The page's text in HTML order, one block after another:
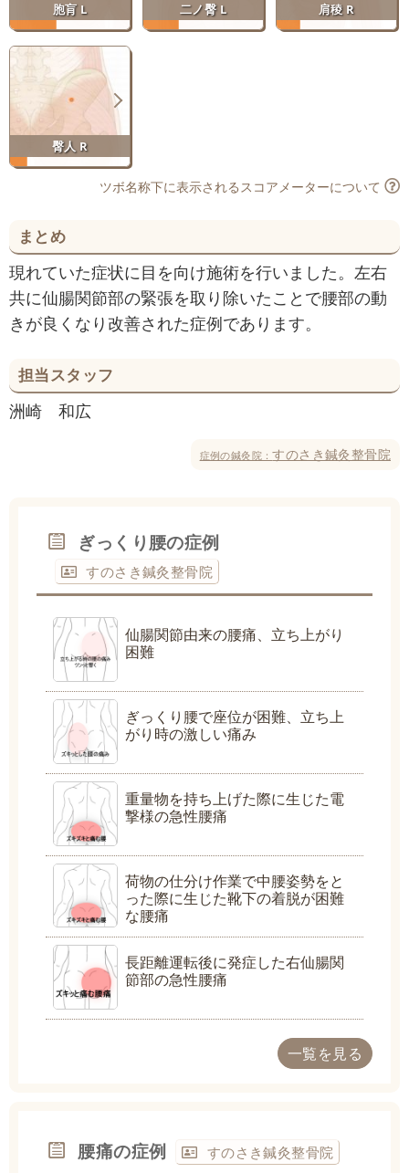
胞肓 L 二ノ臀 L 肩稜 R
臀人 R
ツボ名称下に表示されるスコアメーターについて
まとめ
現れていた症状に目を向け施術を行いました。左右
共に仙腸関節部の緊張を取り除いたことで腰部の動
きが良くなり改善された症例であります。
担当スタッフ
洲崎 和広
症例の鍼灸院：すのさき鍼灸整骨院
ぎっくり腰の症例
すのさき鍼灸整骨院
仙腸関節由来の腰痛、立ち上がり
困難
ぎっくり腰で座位が困難、立ち上
がり時の激しい痛み
重量物を持ち上げた際に生じた電
撃様の急性腰痛
荷物の仕分け作業で中腰姿勢をと
った際に生じた靴下の着脱が困難
な腰痛
長距離運転後に発症した右仙腸関
節部の急性腰痛
一覧を見る
腰痛の症例 すのさき鍼灸整骨院